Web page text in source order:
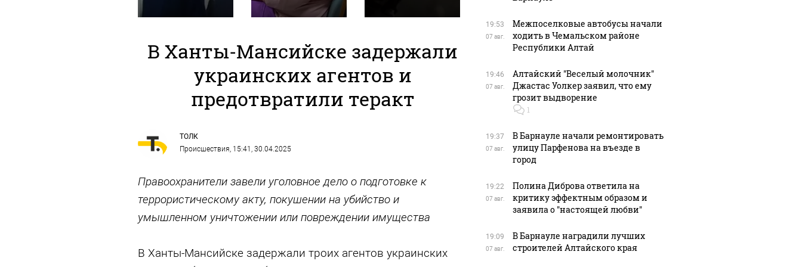
В Ханты-Мансийске задержали
украинских агентов и
предотвратили теракт
ТОЛК
Происшествия, 15:41, 30.04.2025
Правоохранители завели уголовное дело о подготовке к
террористическому акту, покушении на убийство и
умышленном уничтожении или повреждении имущества
В Ханты-Мансийске задержали троих агентов украинских
19:53
07 авг.
Межпоселковые автобусы начали
ходить в Чемальском районе
Республики Алтай
19:46
07 авг.
Алтайский "Веселый молочник"
Джастас Уолкер заявил, что ему
грозит выдворение
1
19:37
07 авг.
В Барнауле начали ремонтировать
улицу Парфенова на въезде в
город
19:22
07 авг.
Полина Диброва ответила на
критику эффектным образом и
заявила о "настоящей любви"
19:09
07 авг.
В Барнауле наградили лучших
строителей Алтайского края